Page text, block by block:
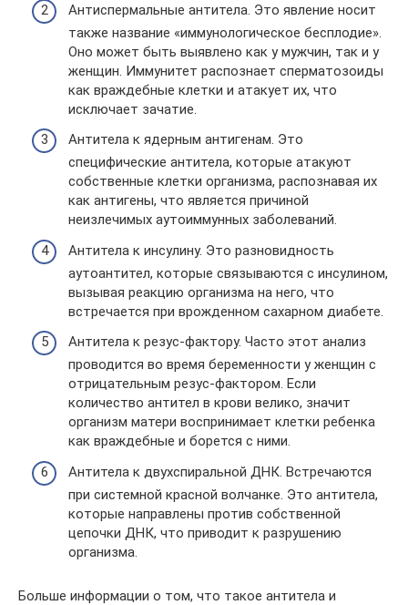
Антиспермальные антитела. Это явление носит
также название «иммунологическое бесплодие».
Оно может быть выявлено как у мужчин, так и у
женщин. Иммунитет распознает сперматозоиды
как враждебные клетки и атакует их, что
исключает зачатие.
Антитела к ядерным антигенам. Это
специфические антитела, которые атакуют
собственные клетки организма, распознавая их
как антигены, что является причиной
неизлечимых аутоиммунных заболеваний.
Антитела к инсулину. Это разновидность
аутоантител, которые связываются с инсулином,
вызывая реакцию организма на него, что
встречается при врожденном сахарном диабете.
Антитела к резус-фактору. Часто этот анализ
проводится во время беременности у женщин с
отрицательным резус-фактором. Если
количество антител в крови велико, значит
организм матери воспринимает клетки ребенка
как враждебные и борется с ними.
Антитела к двухспиральной ДНК. Встречаются
при системной красной волчанке. Это антитела,
которые направлены против собственной
цепочки ДНК, что приводит к разрушению
организма.
Больше информации о том, что такое антитела и